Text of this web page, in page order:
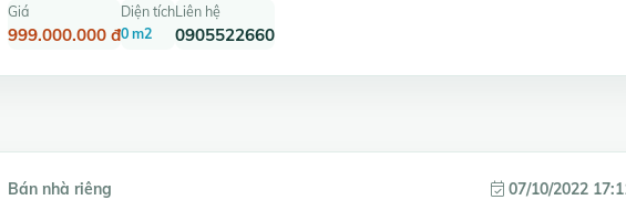
Giá
999.000.000 đ
Diện tích
0 m2
Liên hệ
0905522660
Bán nhà riêng 07/10/2022